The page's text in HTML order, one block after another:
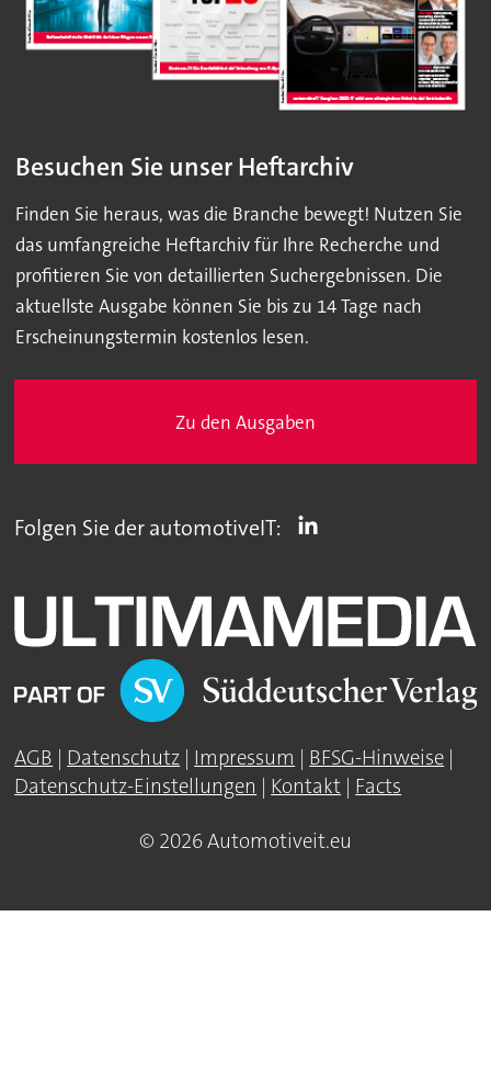
Besuchen Sie unser Heftarchiv
Finden Sie heraus, was die Branche bewegt! Nutzen Sie
das umfangreiche Heftarchiv für Ihre Recherche und
profitieren Sie von detaillierten Suchergebnissen. Die
aktuellste Ausgabe können Sie bis zu 14 Tage nach
Erscheinungstermin kostenlos lesen.
Zu den Ausgaben
Folgen Sie der automotiveIT:
AGB | Datenschutz | Impressum | BFSG-Hinweise |
Datenschutz-Einstellungen | Kontakt | Facts
© 2026 Automotiveit.eu